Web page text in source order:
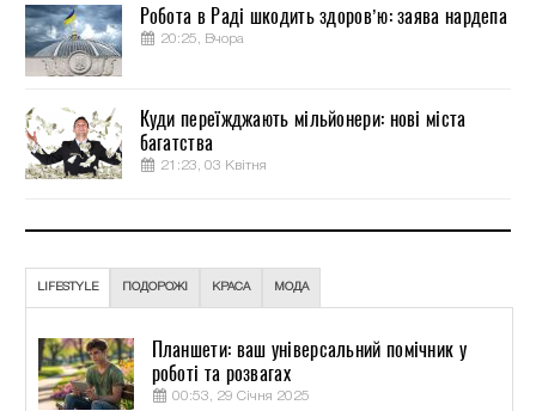
Робота в Раді шкодить здоров’ю: заява нардепа
20:25, Вчора
Куди переїжджають мільйонери: нові міста
багатства
21:23, 03 Квітня
LIFESTYLE ПОДОРОЖІ КРАСА МОДА
Планшети: ваш універсальний помічник у
роботі та розвагах
00:53, 29 Січня 2025